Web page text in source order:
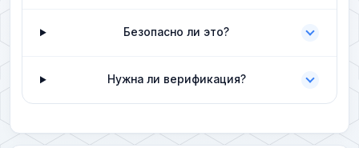
Безопасно ли это?
Нужна ли верификация?